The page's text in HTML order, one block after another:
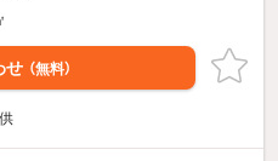
せ （無料）